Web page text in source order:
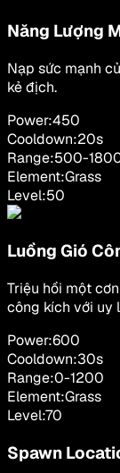
Năng Lượng
Nạp sức mạnh
kẻ địch.
Power:450
Cooldown:20s
Range:500-
Element:Grass
Level:50
Luồng Gió
Triệu hồi một
công kích với uy
Power:600
Cooldown:30s
Range:0-1200
Element:Grass
Level:70
Spawn